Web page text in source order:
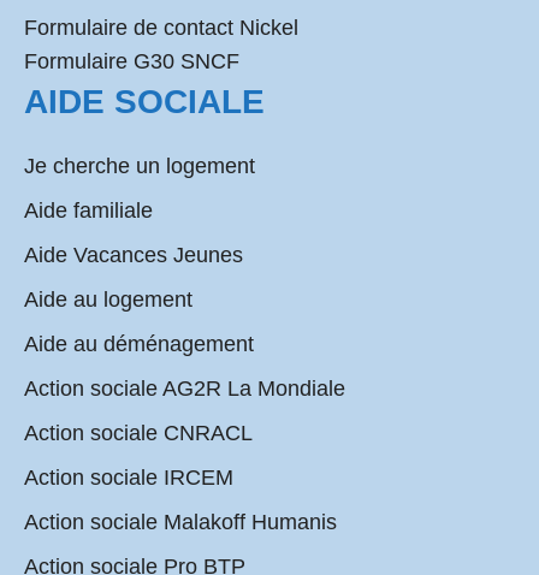
Formulaire de contact Nickel
Formulaire G30 SNCF
AIDE SOCIALE
Je cherche un logement
Aide familiale
Aide Vacances Jeunes
Aide au logement
Aide au déménagement
Action sociale AG2R La Mondiale
Action sociale CNRACL
Action sociale IRCEM
Action sociale Malakoff Humanis
Action sociale Pro BTP